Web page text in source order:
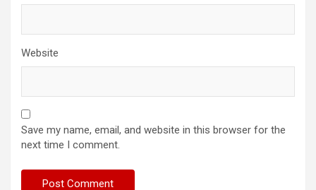
Website
Save my name, email, and website in this browser for the
next time I comment.